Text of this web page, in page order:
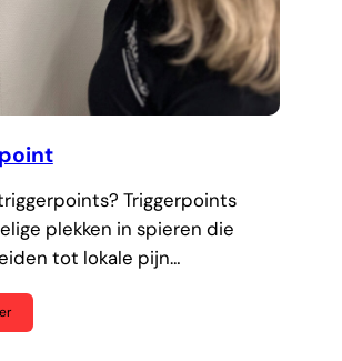
Triggerpoints
plekken in spieren die
tot lokale pijn…